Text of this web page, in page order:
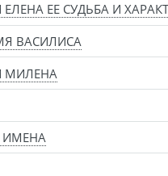
ЕЕ СУДЬБА И
ВАСИЛИСА
МИЛЕНА
ИМЕНА